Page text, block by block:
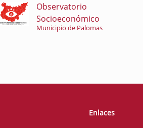
Observatorio
Socioeconómico
Municipio de Palomas
Enlaces